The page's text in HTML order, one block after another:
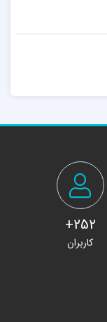
252+
کاربران